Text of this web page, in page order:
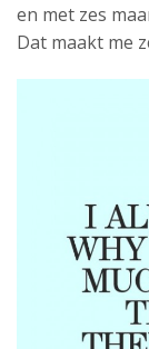
en met zes
Dat maakt me